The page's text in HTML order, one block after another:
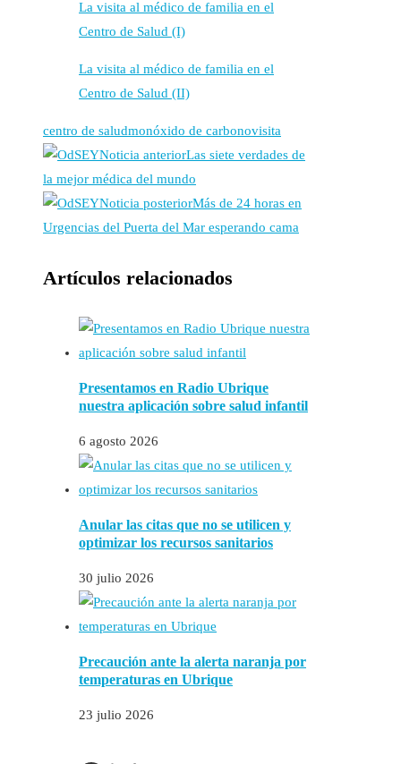
La visita al médico de familia en el
Centro de Salud (I)
La visita al médico de familia en el
Centro de Salud (II)
centro de saludmonóxido de carbonovisita
Noticia anteriorLas siete verdades de
la mejor médica del mundo
Noticia posteriorMás de 24 horas en
Urgencias del Puerta del Mar esperando cama
Artículos relacionados
Presentamos en Radio Ubrique
nuestra aplicación sobre salud infantil
6 agosto 2026
Anular las citas que no se utilicen y
optimizar los recursos sanitarios
30 julio 2026
Precaución ante la alerta naranja por
temperaturas en Ubrique
23 julio 2026